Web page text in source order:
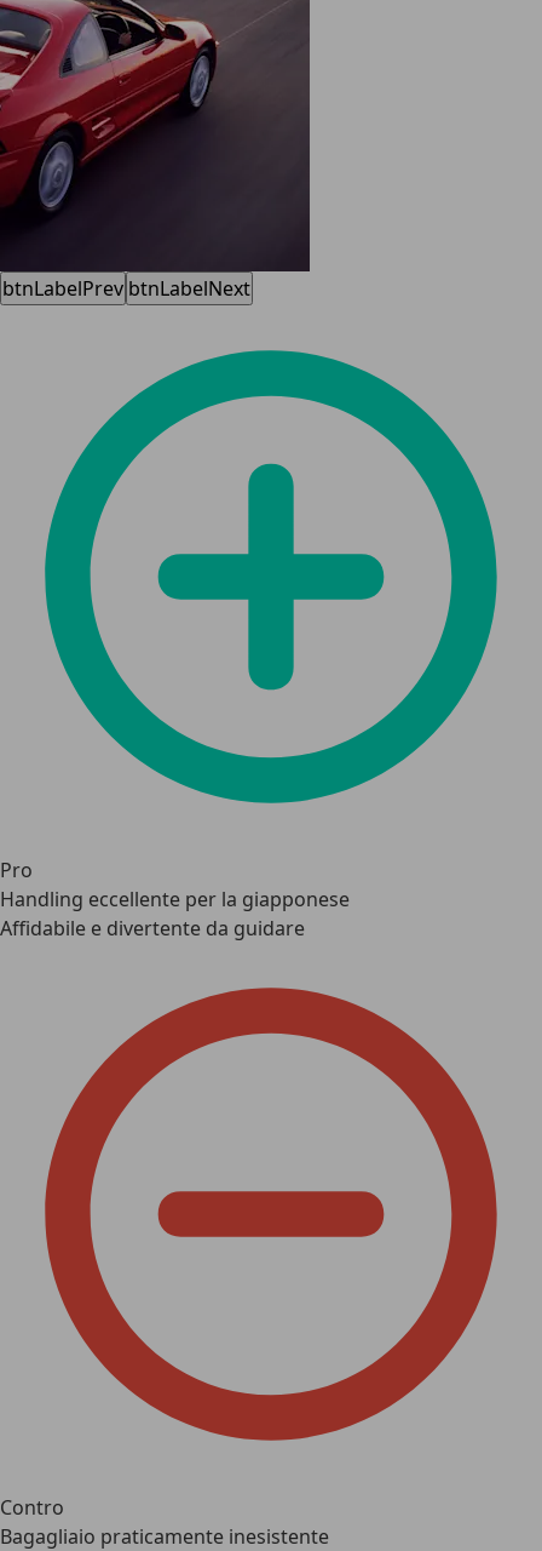
btnLabelPrev btnLabelNext
Pro
Handling eccellente per la giapponese
Affidabile e divertente da guidare
Contro
Bagagliaio praticamente inesistente